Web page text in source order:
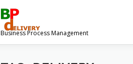
Business Process Management